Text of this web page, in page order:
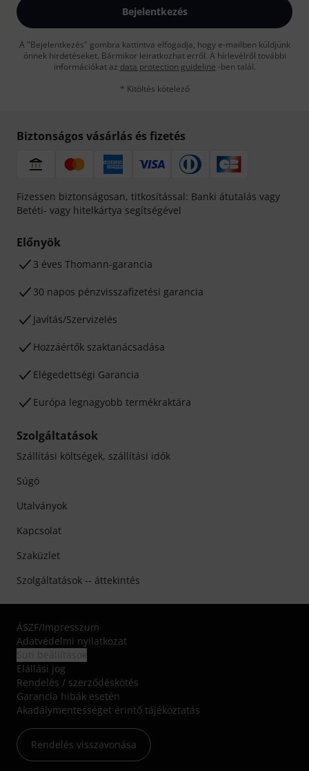
Bejelentkezés
A "Bejelentkezés" gombra kattintva elfogadja, hogy e-mailben küldjünk
önnek hirdetéseket. Bármikor leiratkozhat erről. A hírlevélről további
információkat az data protection guideline -ben talál.
* Kitöltés kötelező
Biztonságos vásárlás és fizetés
Fizessen biztonságosan, titkosítással: Banki átutalás vagy
Betéti- vagy hitelkártya segítségével
Előnyök
3 éves Thomann-garancia
30 napos pénzvisszafizetési garancia
Javítás/Szervizelés
Hozzáértők szaktanácsadása
Elégedettségi Garancia
Európa legnagyobb termékraktára
Szolgáltatások
Szállítási költségek, szállítási idők
Súgó
Utalványok
Kapcsolat
Szaküzlet
Szolgáltatások -- áttekintés
ÁSZF/Impresszum
Adatvédelmi nyilatkozat
Elállási jog
Rendelés / szerződéskötés
Garancia hibák esetén
Akadálymentességet érintő tájékoztatás
Rendelés visszavonása